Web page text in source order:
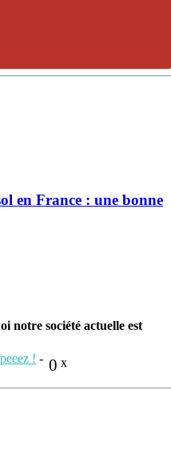
en France : une bonne
notre société actuelle est
0 x
! -